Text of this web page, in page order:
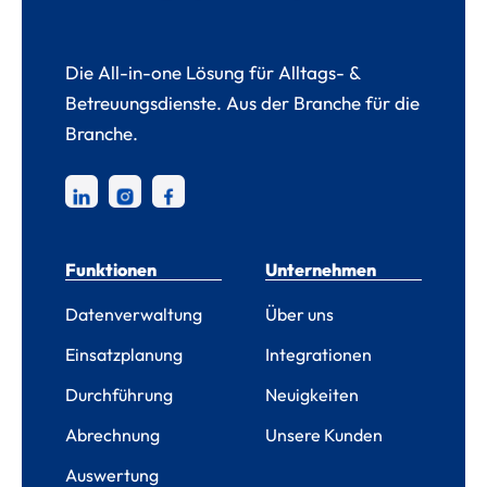
Die All-in-one Lösung für Alltags- &
Betreuungsdienste. Aus der Branche für die
Branche.
Funktionen
Datenverwaltung
Einsatzplanung
Durchführung
Abrechnung
Auswertung
Unternehmen
Über uns
Integrationen
Neuigkeiten
Unsere Kunden